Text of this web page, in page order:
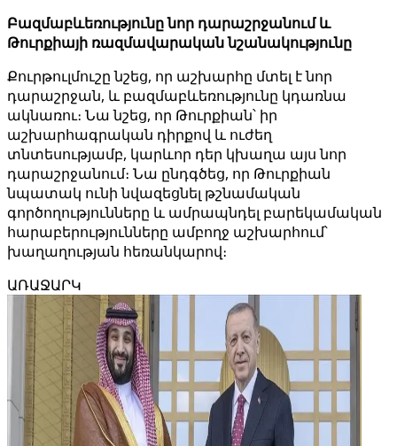
Բազմաբևեռությունը նոր դարաշրջանում և
Թուրքիայի ռազմավարական նշանակությունը
Քուրթուլմուշը նշեց, որ աշխարհը մտել է նոր
դարաշրջան, և բազմաբևեռությունը կդառնա
ակնառու։ Նա նշեց, որ Թուրքիան՝ իր
աշխարհագրական դիրքով և ուժեղ
տնտեսությամբ, կարևոր դեր կխաղա այս նոր
դարաշրջանում։ Նա ընդգծեց, որ Թուրքիան
նպատակ ունի նվազեցնել թշնամական
գործողությունները և ամրապնդել բարեկամական
հարաբերությունները ամբողջ աշխարհում՝
խաղաղության հեռանկարով։
ԱՌԱՋԱՐԿ